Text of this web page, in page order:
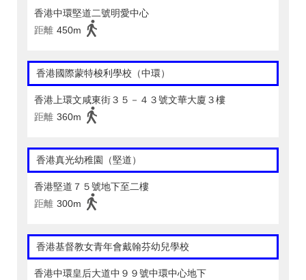
香港中環堅道二號明愛中心
距離 450m
香港國際蒙特梭利學校（中環）
香港上環文咸東街３５－４３號文華大廈３樓
距離 360m
香港真光幼稚園（堅道）
香港堅道７５號地下至二樓
距離 300m
香港基督教女青年會戴翰芬幼兒學校
香港中環皇后大道中９９號中環中心地下